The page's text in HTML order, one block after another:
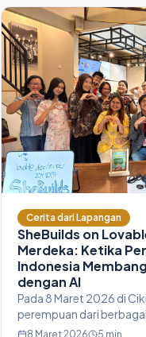
Cerita dari Lapangan
SheBuilds on
Merdeka: Ketika
Indonesia
dengan AI
Pada 8 Maret 2026 di
perempuan dari
— mahasiswi, guru,
8 Maret 2026 5 min